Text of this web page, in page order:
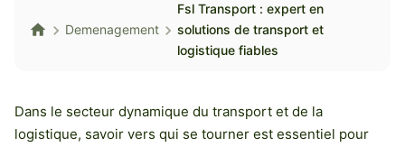
Demenagement
Fsl Transport : expert en
solutions de transport et
logistique fiables
Dans le secteur dynamique du transport et de la
logistique, savoir vers qui se tourner est essentiel pour